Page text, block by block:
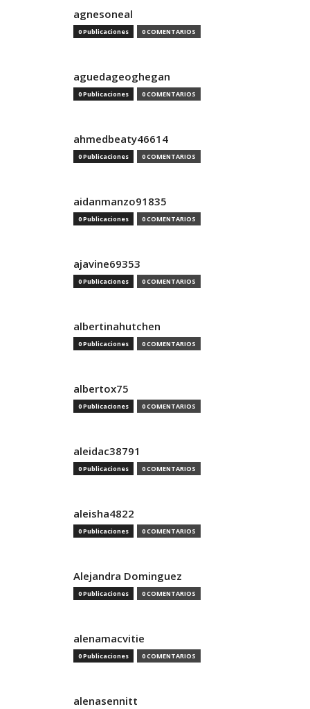
agnesoneal
0 Publicaciones 0 COMENTARIOS
aguedageoghegan
0 Publicaciones 0 COMENTARIOS
ahmedbeaty46614
0 Publicaciones 0 COMENTARIOS
aidanmanzo91835
0 Publicaciones 0 COMENTARIOS
ajavine69353
0 Publicaciones 0 COMENTARIOS
albertinahutchen
0 Publicaciones 0 COMENTARIOS
albertox75
0 Publicaciones 0 COMENTARIOS
aleidac38791
0 Publicaciones 0 COMENTARIOS
aleisha4822
0 Publicaciones 0 COMENTARIOS
Alejandra Dominguez
0 Publicaciones 0 COMENTARIOS
alenamacvitie
0 Publicaciones 0 COMENTARIOS
alenasennitt